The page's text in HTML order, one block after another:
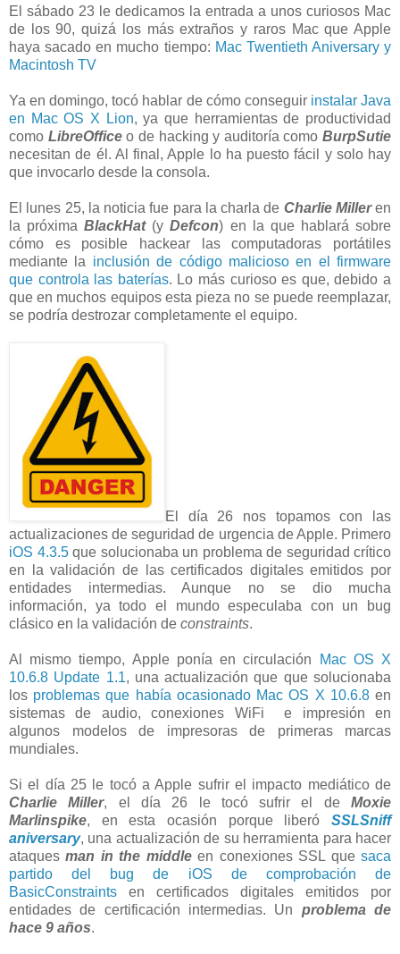
El sábado 23 le dedicamos la entrada a unos curiosos Mac
de los 90, quizá los más extraños y raros Mac que Apple
haya sacado en mucho tiempo: Mac Twentieth Aniversary y
Macintosh TV
Ya en domingo, tocó hablar de cómo conseguir instalar Java
en Mac OS X Lion, ya que herramientas de productividad
como LibreOfficeo de hacking y auditoría como BurpSutie
necesitan de él. Al final, Apple lo ha puesto fácil y solo hay
que invocarlo desde la consola.
El lunes 25, la noticia fue para la charla de Charlie Milleren
la próximaBlackHat(yDefcon) en la que hablará sobre
cómo es posible hackear las computadoras portátiles
mediante la inclusión de código malicioso en el firmware
que controla las baterías. Lo más curioso es que, debido a
que en muchos equipos esta pieza no se puede reemplazar,
se podría destrozar completamente el equipo.
El día 26 nos topamos con las
actualizaciones de seguridad de urgencia de Apple. Primero
iOS 4.3.5que solucionaba un problema de seguridad crítico
en la validación de las certificados digitales emitidos por
entidades intermedias. Aunque no se dio mucha
información, ya todo el mundo especulaba con un bug
clásico en la validación de constraints.
Al mismo tiempo, Apple ponía en circulación
Mac OS X
10.6.8 Update 1.1, una actualización que que solucionaba
los problemas que había ocasionado Mac OS X 10.6.8en
sistemas de audio, conexiones WiFi e impresión en
algunos modelos de impresoras de primeras marcas
mundiales.
Si el día 25 le tocó a Apple sufrir el impacto mediático de
Charlie Miller, el día 26 le tocó sufrir el deMoxie
Marlinspike, en esta ocasión porque liberó SSLSniff
aniversary, una actualización de su herramienta para hacer
ataquesman in the middleen conexiones SSL quesaca
partido del bug de iOS de comprobación de
BasicConstraints en certificados digitales emitidos por
entidades de certificación intermedias. Un problema de
hace 9 años.